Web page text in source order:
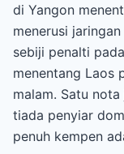
di Yangon
menerusi
sebiji penalti
menentang Laos
malam. Satu
tiada penyiar
penuh kempen